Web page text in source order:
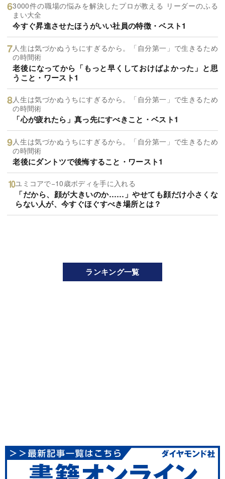
3000件の職場の悩みを解決したプロが教える リーダーのふる
まい大全
今すぐ昇進させたほうがいい社員の特徴・ベスト1
人生は気づかぬうちにすぎるから。「自分第一」で生きるため
の時間術
老後になってから「もっと早くしておけばよかった」と思
うこと・ワースト1
人生は気づかぬうちにすぎるから。「自分第一」で生きるため
の時間術
「心が疲れたら」真っ先にすべきこと・ベスト1
人生は気づかぬうちにすぎるから。「自分第一」で生きるため
の時間術
老後にダントツで後悔すること・ワースト1
ユミコアで−10歳ボディを手に入れる
「だから、顔が大きいのか……」やせても顔だけ小さくな
らない人が、今すぐほぐすべき場所とは？
ランキング一覧